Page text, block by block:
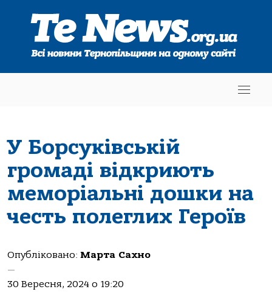
У Борсуківській
громаді відкриють
меморіальні дошки на
честь полеглих Героїв
Опубліковано: Марта Сахно
—
30 Вересня, 2024 о 19:20